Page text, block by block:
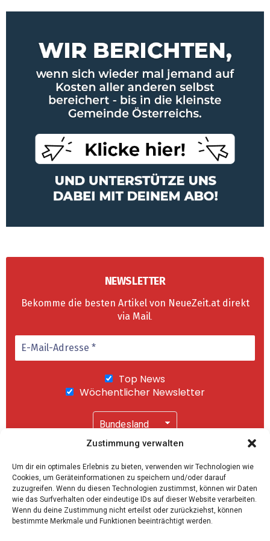
Zustimmung verwalten
Um dir ein optimales Erlebnis zu bieten, verwenden wir Technologien wie
Cookies, um Geräteinformationen zu speichern und/oder darauf
zuzugreifen. Wenn du diesen Technologien zustimmst, können wir Daten
wie das Surfverhalten oder eindeutige IDs auf dieser Website verarbeiten.
Wenn du deine Zustimmung nicht erteilst oder zurückziehst, können
bestimmte Merkmale und Funktionen beeinträchtigt werden.
NEWSLETTER
Bekomme die besten Artikel von NeueZeit.at direkt
via Mail.
Top News
Wöchentlicher Newsletter
"Abonnieren" akzeptierst Du unsere
Datenschutzerklärung.